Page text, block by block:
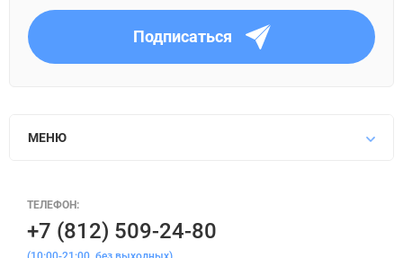
Подписаться
МЕНЮ
ТЕЛЕФОН:
+7 (812) 509-24-80